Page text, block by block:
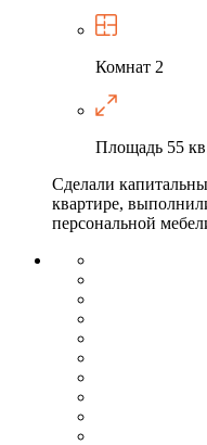
Комнат 2
Площадь 55
Сделали
квартире,
персональной